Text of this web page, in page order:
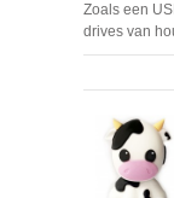
Zoals een
drives van